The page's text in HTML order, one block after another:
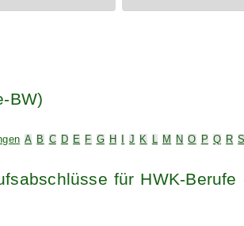
BW)
A B C D E F G H J K L M N O P Q R S
für HWK-Berufe